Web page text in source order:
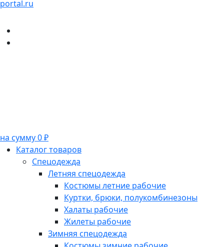
portal.ru
на сумму 0 ₽
Каталог товаров
Спецодежда
Летняя спецодежда
Костюмы летние рабочие
Куртки, брюки, полукомбинезоны
Халаты рабочие
Жилеты рабочие
Зимняя спецодежда